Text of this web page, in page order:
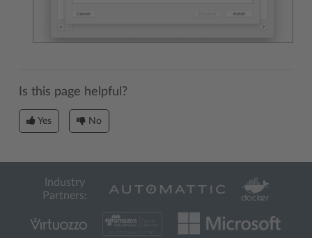
Is this page helpful?
Yes No
Industry
Partners: